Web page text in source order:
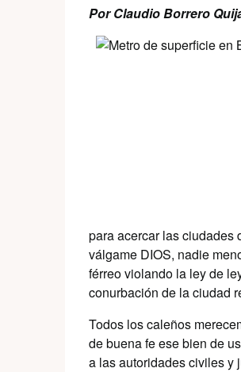
Por Claudio Borrero
para acercar las ciudades
válgame DIOS, nadie
férreo violando la ley de
conurbación de la ciudad
Todos los caleños
de buena fe ese bien de
a las autoridades civiles y